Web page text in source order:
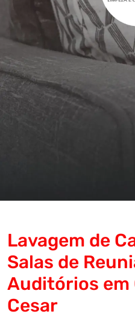
Lavagem de
Salas de
Auditórios em
Cesar